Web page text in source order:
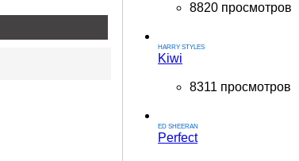
8820 просмотров
HARRY STYLES
Kiwi
8311 просмотров
ED SHEERAN
Perfect